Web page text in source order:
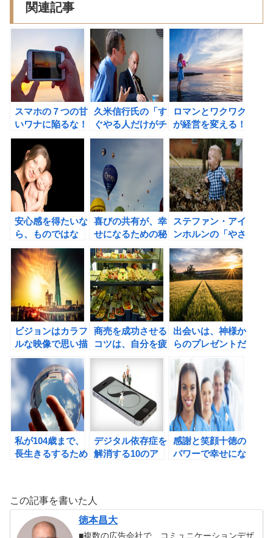
関連記事
スマホの７つの甘
いワナに陥るな！
久米信行氏の「す
ぐやる人だけがチ
ャンスを手に入れ
る」の書評
久米信行氏の「す
ぐやる人だけがチ
ャンスを手に入れ
る」の書評②
ロマンとワクワク
が経営を変える！
ニトリ 成功の5原
則の書評②
安心感を得たいな
ら、ものではな
く、人とのつなが
りを重視しよう！
喜びの共有が、幸
せになるための秘
訣。
ステファン・アイ
ンホルンの「やさ
しさ」という技術
―賢い利己主義者
になるための7講
の書評２
ビジョンはカラフ
ルな映像で思い描
こう！目標を映像
で達成する技術。
商売を成功させる
コツは、自分を疲
弊させずにお客様
との関係を長続き
させること。
出会いは、神様か
らのプレゼントだ
と考えてみよう！
私が104歳まで、
長生きるするため
デジタル依存症を
解消する10のア
感謝と笑顔十徳の
パワーで幸せにな
この記事を書いた人
徳本昌大
■複数の広告会社で、コミュニケーションデザ